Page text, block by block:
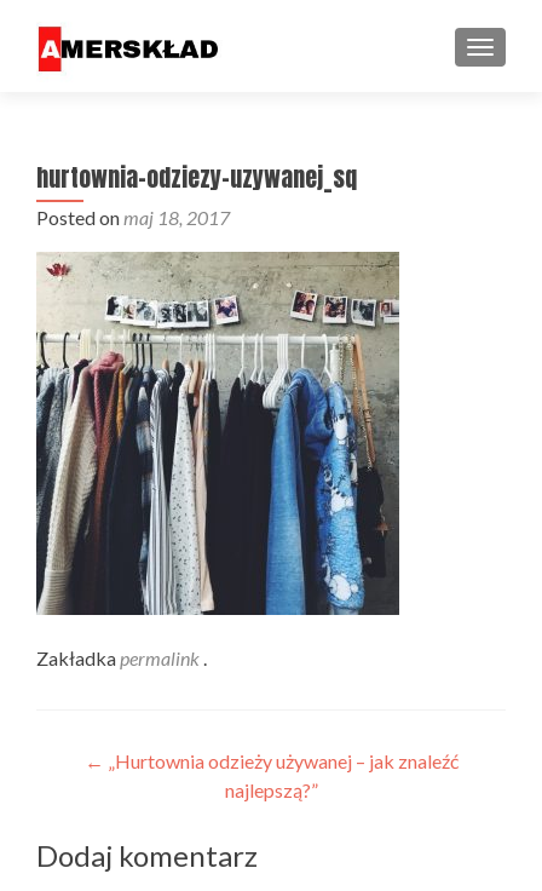
hurtownia-odziezy-uzywanej_sq
Posted onmaj 18, 2017
Zakładkapermalink .
Nawigacja wpisu
← „Hurtownia odzieży używanej – jak znaleźć
najlepszą?”
Dodaj komentarz